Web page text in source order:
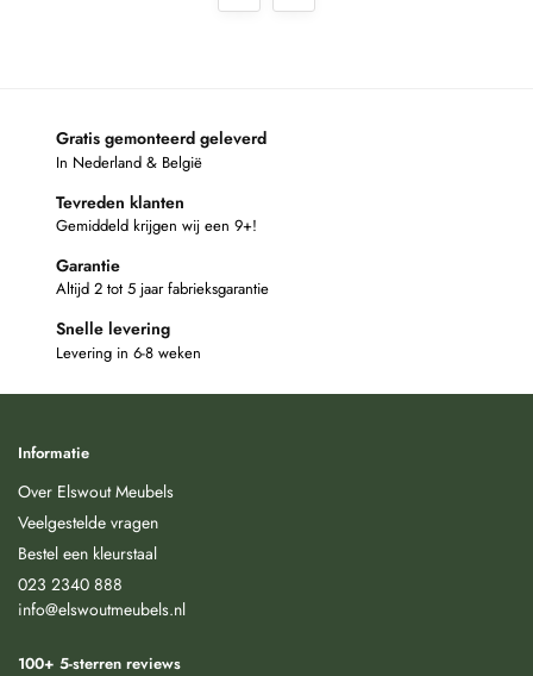
Gratis gemonteerd geleverd
In Nederland & België
Tevreden klanten
Gemiddeld krijgen wij een 9+!
Garantie
Altijd 2 tot 5 jaar fabrieksgarantie
Snelle levering
Levering in 6-8 weken
Informatie
Over Elswout Meubels
Veelgestelde vragen
Bestel een kleurstaal
023 2340 888
info@elswoutmeubels.nl
100+ 5-sterren reviews